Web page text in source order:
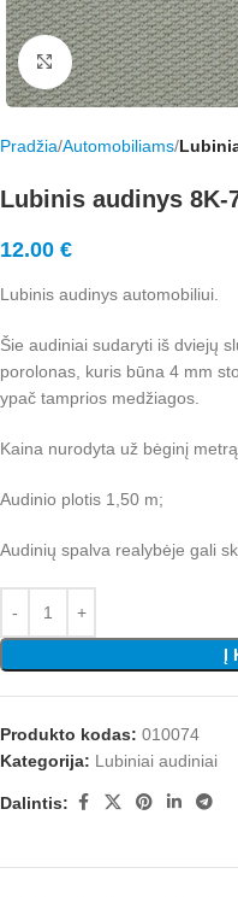
Rodyti nuotrauką
Pradžia Automobiliams
Lubinis audinys 8K-
12.00 €
Lubinis audinys automobiliui.
Šie audiniai sudaryti iš dviejų
porolonas, kuris būna 4 mm
ypač tamprios medžiagos.
Kaina nurodyta už bėginį
Audinio plotis 1,50 m;
Audinių spalva realybėje gali
Į
Produkto kodas: 010074
Kategorija: Lubiniai audiniai
Dalintis: